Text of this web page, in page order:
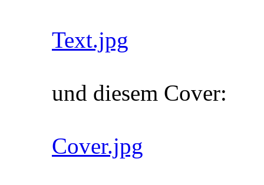
Text.jpg
und diesem Cover:
Cover.jpg